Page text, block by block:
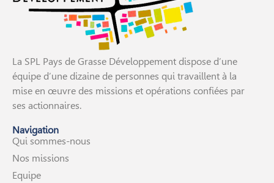
La SPL Pays de Grasse Développement dispose d’une
équipe d’une dizaine de personnes qui travaillent à la
mise en œuvre des missions et opérations confiées par
ses actionnaires.
Navigation
Qui sommes-nous
Nos missions
Equipe